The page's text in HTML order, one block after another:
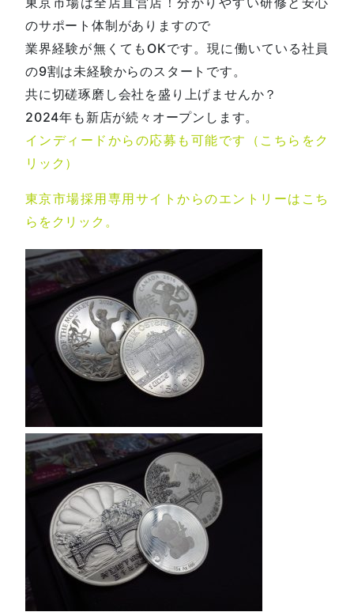
のサポート体制がありますので
業界経験が無くてもOKです。現に働いている社員
の9割は未経験からのスタートです。
共に切磋琢磨し会社を盛り上げませんか？
2024年も新店が続々オープンします。
インディードからの応募も可能です（こちらをク
リック）
東京市場採用専用サイトからのエントリーはこち
らをクリック。